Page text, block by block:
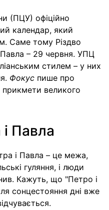
(ПЦУ) офіційно
календар, який
Саме тому Різдво
– 29 червня. УПЦ
стилем – у них
Фокус пише про
прикмети великого
Павла
і Павла – це межа,
гуляння, і люди
Кажуть, що "Петро і
сонцестояння дні вже